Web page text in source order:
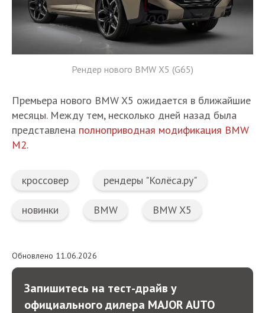
Рендер нового BMW X5 (G65)
Премьера нового BMW X5 ожидается в ближайшие
месяцы. Между тем, несколько дней назад была
представлена полноприводная модификация BMW
M2.
кроссовер рендеры "Колёса.ру"
новинки BMW BMW X5
Обновлено 11.06.2026
Запишитесь на тест-драйв у
официального дилера MAJOR AUTO